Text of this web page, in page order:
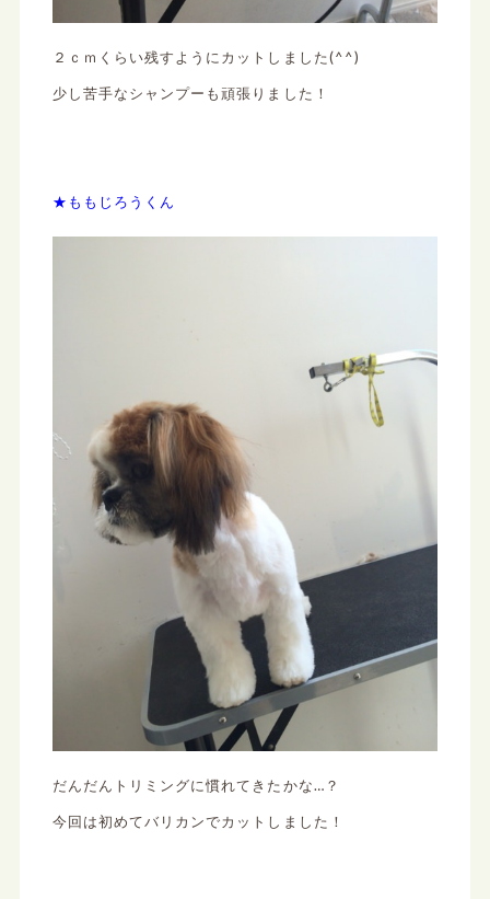
２ｃｍくらい残すようにカットしました(^^)
少し苦手なシャンプーも頑張りました！
★ももじろうくん
だんだんトリミングに慣れてきたかな…？
今回は初めてバリカンでカットしました！